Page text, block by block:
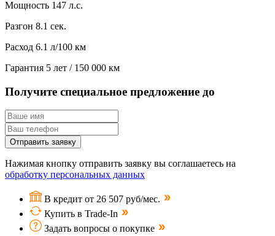
Мощность 147 л.с.
Разгон 8.1 сек.
Расход 6.1 л/100 км
Гарантия 5 лет / 150 000 км
Получите специальное предложение до
Отправить заявку
Нажимая кнопку отправить заявку вы соглашаетесь на
обработку персональных данных
В кредит от 26 507 руб/мес.
Купить в Trade-In
Задать вопросы о покупке